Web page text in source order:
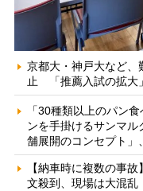
京都大・神戸大など、
止 「推薦入試の拡大
「30種類以上のパン
ンを手掛けるサンマ
舗展開のコンセプト」
【納車時に複数の事
文殺到、現場は大混